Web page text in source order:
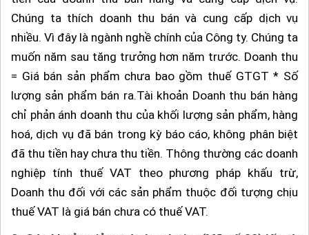
Chúng ta thích doanh thu bán và cung cấp dịch vụ
nhiều. Vì đây là ngành nghề chính của Công ty. Chúng ta
muốn năm sau tăng trưởng hơn năm trước. Doanh thu
= Giá bán sản phẩm chưa bao gồm thuế GTGT * Số
lượng sản phẩm bán ra.Tài khoản Doanh thu bán hàng
chỉ phản ánh doanh thu của khối lượng sản phẩm, hàng
hoá, dịch vụ đã bán trong kỳ báo cáo, không phân biệt
đã thu tiền hay chưa thu tiền. Thông thường các doanh
nghiệp tính thuế VAT theo phương pháp khấu trừ,
Doanh thu đối với các sản phẩm thuộc đối tượng chịu
thuế VAT là giá bán chưa có thuế VAT.